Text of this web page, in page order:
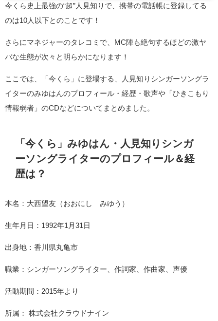
今くら史上最強の“超”人見知りで、携帯の電話帳に登録してる
のは10人以下とのことです！
さらにマネジャーのタレコミで、MC陣も絶句するほどの激ヤ
バな生態が次々と明らかになります！
ここでは、「今くら」に登場する、人見知りシンガーソングラ
イターのみゆはんのプロフィール・経歴・歌声や「ひきこもり
情報弱者」のCDなどについてまとめました。
「今くら」みゆはん・人見知りシンガ
ーソングライターのプロフィール＆経
歴は？
本名：大西望友（おおにし みゆう）
生年月日：1992年1月31日
出身地：香川県丸亀市
職業：シンガーソングライター、作詞家、作曲家、声優
活動期間：2015年より
所属： 株式会社クラウドナイン